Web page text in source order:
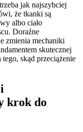
jak najszybciej
że tkanki są
albo ciało
Doraźne
zmienia mechaniki
skutecznej
skąd przeciążenie
krok do